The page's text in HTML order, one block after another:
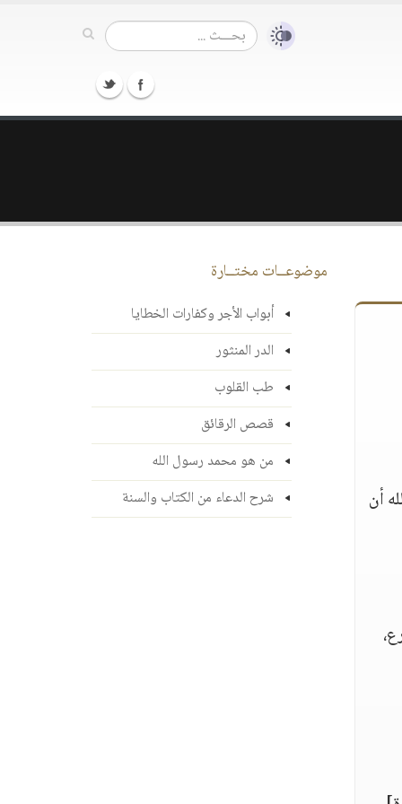
أن
موضوعــات مختــارة
أبواب الأجر وكفارات الخطايا
الدر المنثور
طب القلوب
قصص الرقائق
من هو محمد رسول الله
شرح الدعاء من الكتاب والسنة